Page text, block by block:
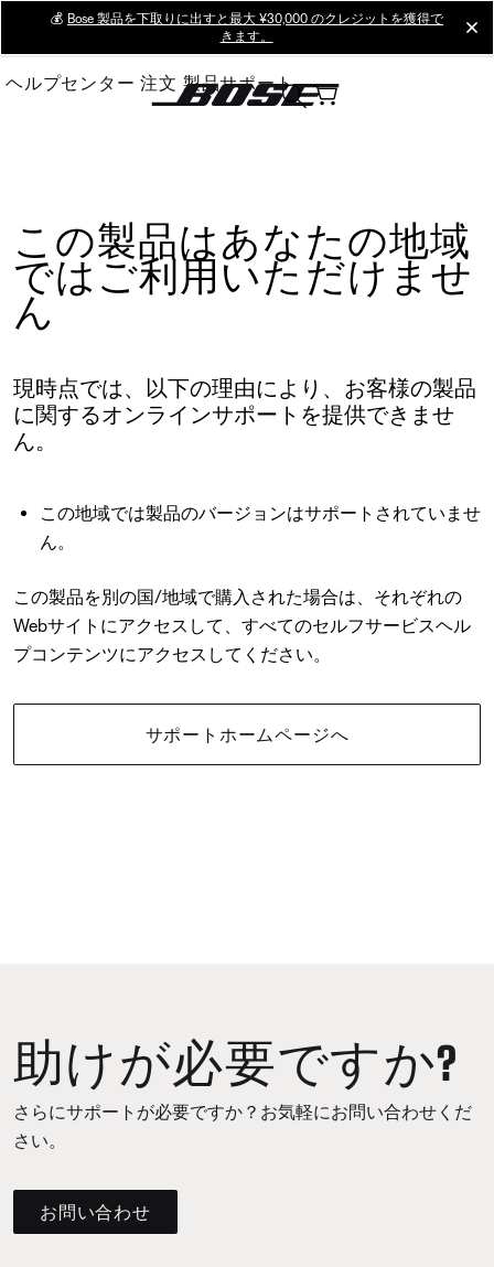
Main
💰 Bose 製品を下取りに出すと最大 ¥30,000 のクレジットを獲得で
きます。
ヘルプセンター 注文 製品サポート
この製品はあなたの地域
ではご利用いただけませ
ん
現時点では、以下の理由により、お客様の製品
に関するオンラインサポートを提供できませ
ん。
この地域では製品のバージョンはサポートされていませ
ん。
この製品を別の国/地域で購入された場合は、それぞれの
Webサイトにアクセスして、すべてのセルフサービスヘル
プコンテンツにアクセスしてください。
サポートホームページへ
助けが必要ですか?
さらにサポートが必要ですか？お気軽にお問い合わせくだ
さい。
お問い合わせ